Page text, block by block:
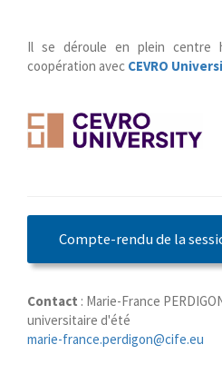
Il se déroule en plein centre
coopération avec CEVRO
Compte-rendu de la
Contact : Marie-France
universitaire d'été
marie-france.perdigon@cife.eu